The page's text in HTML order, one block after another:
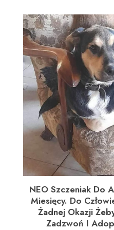
NEO Szczeniak Do
Miesięcy. Do
Żadnej Okazji
Zadzwoń I